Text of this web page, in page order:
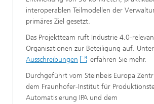
interoperablen Teilmodellen der
primäres Ziel gesetzt.
Das Projektteam ruft Industrie 4.0-
Organisationen zur Beteiligung auf. Unter
Ausschreibungen
erfahren Sie mehr.
Durchgeführt vom Steinbeis Europa
dem Fraunhofer-Institut für
Automatisierung IPA und dem